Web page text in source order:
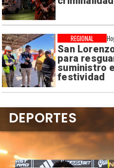
San
para
suministro
festividad
REGIONAL
DEPORTES